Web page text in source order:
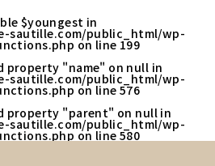
$youngest in
sautille.com/public_html/wp-
on line 199
property "name" on null in
sautille.com/public_html/wp-
on line576
property "parent" on null in
sautille.com/public_html/wp-
on line580